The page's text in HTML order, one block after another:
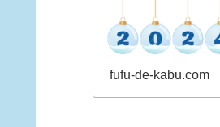
fufu-de-kabu.com